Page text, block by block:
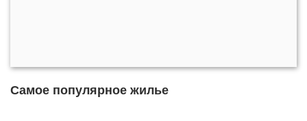
Самое популярное жилье